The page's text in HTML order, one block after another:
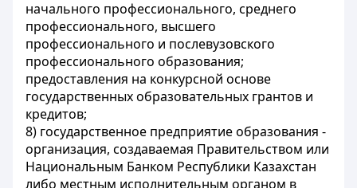
начального профессионального, среднего
профессионального, высшего
профессионального и послевузовского
профессионального образования;
предоставления на конкурсной основе
государственных образовательных грантов и
кредитов;
8) государственное предприятие образования -
организация, создаваемая Правительством или
Национальным Банком Республики Казахстан
либо местным исполнительным органом в